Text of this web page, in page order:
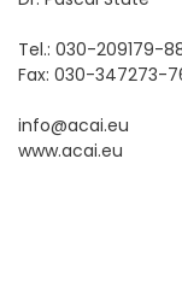
Tel.: 030-209179-
Fax: 030-347273-
info@acai.eu
www.acai.eu